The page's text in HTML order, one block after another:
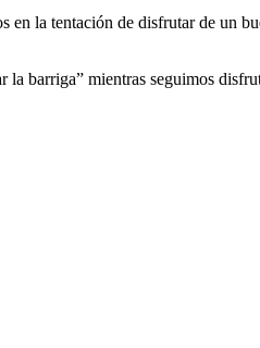
en la tentación de disfrutar de un
la barriga” mientras seguimos